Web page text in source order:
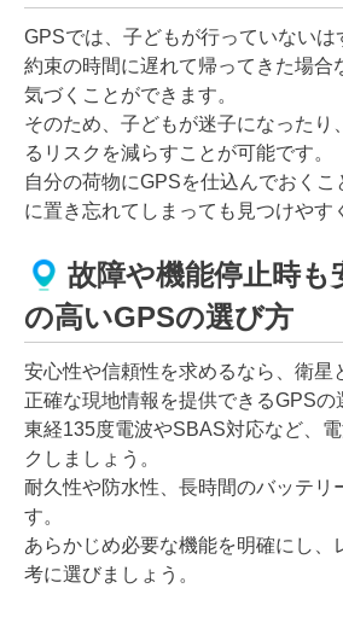
GPSでは、子どもが行っていないは
約束の時間に遅れて帰ってきた場合
気づくことができます。
そのため、子どもが迷子になったり
るリスクを減らすことが可能です。
自分の荷物にGPSを仕込んでおく
に置き忘れてしまっても見つけやす
故障や機能停止時も
の高いGPSの選び方
安心性や信頼性を求めるなら、衛星
正確な現地情報を提供できるGPSの
東経135度電波やSBAS対応など、
クしましょう。
耐久性や防水性、長時間のバッテリ
す。
あらかじめ必要な機能を明確にし、
考に選びましょう。